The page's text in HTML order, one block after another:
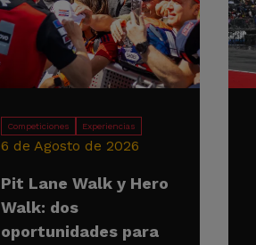
Competiciones Experiencias
6 de Agosto de 2026
Pit Lane Walk y Hero
Walk: dos
oportunidades para